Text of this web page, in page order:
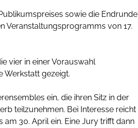
sowie die Endrunde
Veranstaltungsprogramms von 17.
vier in einer Vorauswahl
Werkstatt gezeigt.
ein, die ihren Sitz in der
teilzunehmen. Bei Interesse reicht
30. April ein. Eine Jury trifft dann